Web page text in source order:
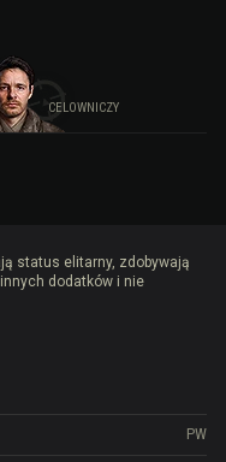
CELOWNICZY
status elitarny, zdobywają
dodatków i nie
PW